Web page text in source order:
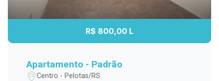
R$ 800,00 L
Apartamento - Padrão
Centro - Pelotas/RS